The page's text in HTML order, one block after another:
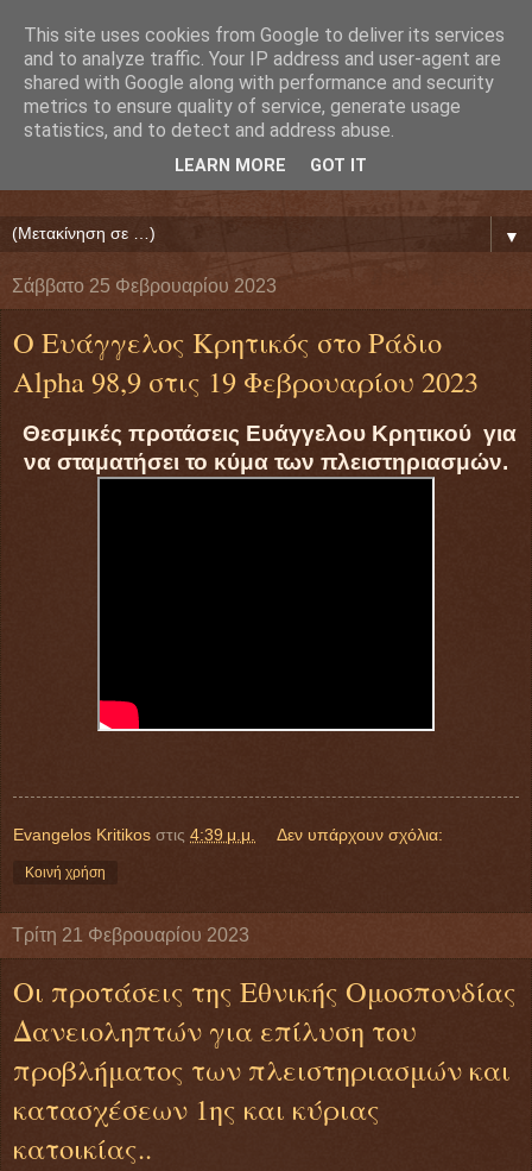
Ευάγγελος Κρητικός
ΠΡΟΕΔΡΟΣ ΕΘΝΙΚΗΣ ΟΜΟΣΠΟΝΔΙΑΣ ΔΑΝΕΙΟΛΗΠΤΩΝ
▼
Σάββατο 25 Φεβρουαρίου 2023
Ο Ευάγγελος Κρητικός στο Ράδιο
Alpha 98,9 στις 19 Φεβρουαρίου 2023
Θεσμικές προτάσεις Ευάγγελου Κρητικού για
να σταματήσει το κύμα των πλειστηριασμών.
Evangelos Kritikos στις 4:39 μ.μ. Δεν υπάρχουν σχόλια:
Κοινή χρήση
Τρίτη 21 Φεβρουαρίου 2023
Οι προτάσεις της Εθνικής Ομοσπονδίας
Δανειοληπτών για επίλυση του
προβλήματος των πλειστηριασμών και
κατασχέσεων 1ης και κύριας
κατοικίας..
This site uses cookies from Google to deliver its services
and to analyze traffic. Your IP address and user-agent are
shared with Google along with performance and security
metrics to ensure quality of service, generate usage
statistics, and to detect and address abuse.
LEARN MORE GOT IT